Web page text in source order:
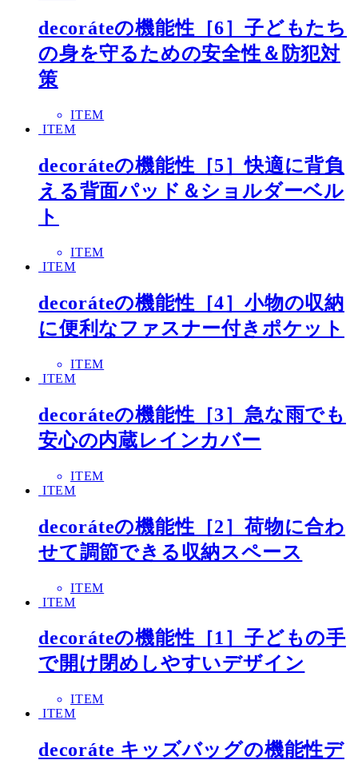
decoráteの機能性［6］子どもたち
の身を守るための安全性＆防犯対
策
ITEM
ITEM
decoráteの機能性［5］快適に背負
える背面パッド＆ショルダーベル
ト
ITEM
ITEM
decoráteの機能性［4］小物の収納
に便利なファスナー付きポケット
ITEM
ITEM
decoráteの機能性［3］急な雨でも
安心の内蔵レインカバー
ITEM
ITEM
decoráteの機能性［2］荷物に合わ
せて調節できる収納スペース
ITEM
ITEM
decoráteの機能性［1］子どもの手
で開け閉めしやすいデザイン
ITEM
ITEM
decoráte キッズバッグの機能性デ